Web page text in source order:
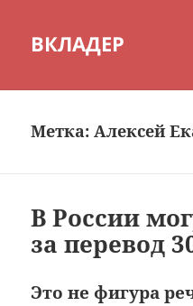
ВКЛАДЕР
Метка:Алексей
В России
за перевод
Это не фигура